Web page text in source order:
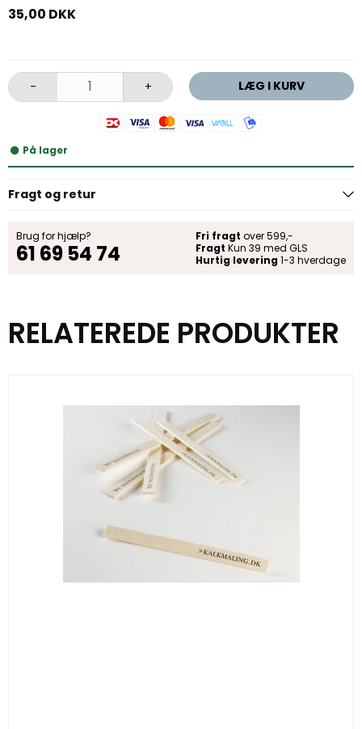
35,00 DKK
- + LÆG I KURV
På lager
Fragt og retur
Brug for hjælp?
61 69 54 74
Fri fragt over 599,-
Fragt Kun 39 med GLS
Hurtig levering 1-3 hverdage
RELATEREDE PRODUKTER